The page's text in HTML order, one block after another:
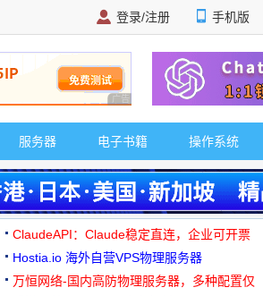
登录/注册 手机版
广告 商业广告，理性选择
服务器 电子书籍 操作系统
ClaudeAPI：Claude稳定直连，企业可开票
Hostia.io 海外自营VPS物理服务器
万恒网络-国内高防物理服务器，多种配置仅